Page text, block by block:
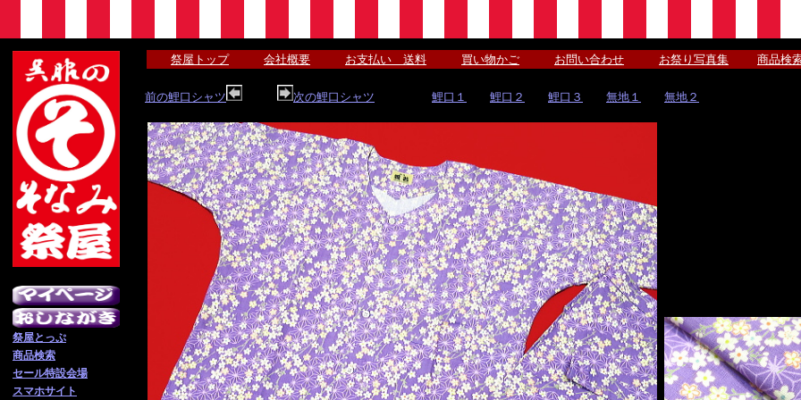
祭屋とっぷ
商品検索
セール特設会場
スマホサイト
祭屋トップ 会社概要 お支払い 送料 買い物かご お問い合わせ お祭り写真集 商品検
前の鯉口シャツ 次の鯉口シャツ 鯉口１ 鯉口２ 鯉口３ 無地１ 無地２